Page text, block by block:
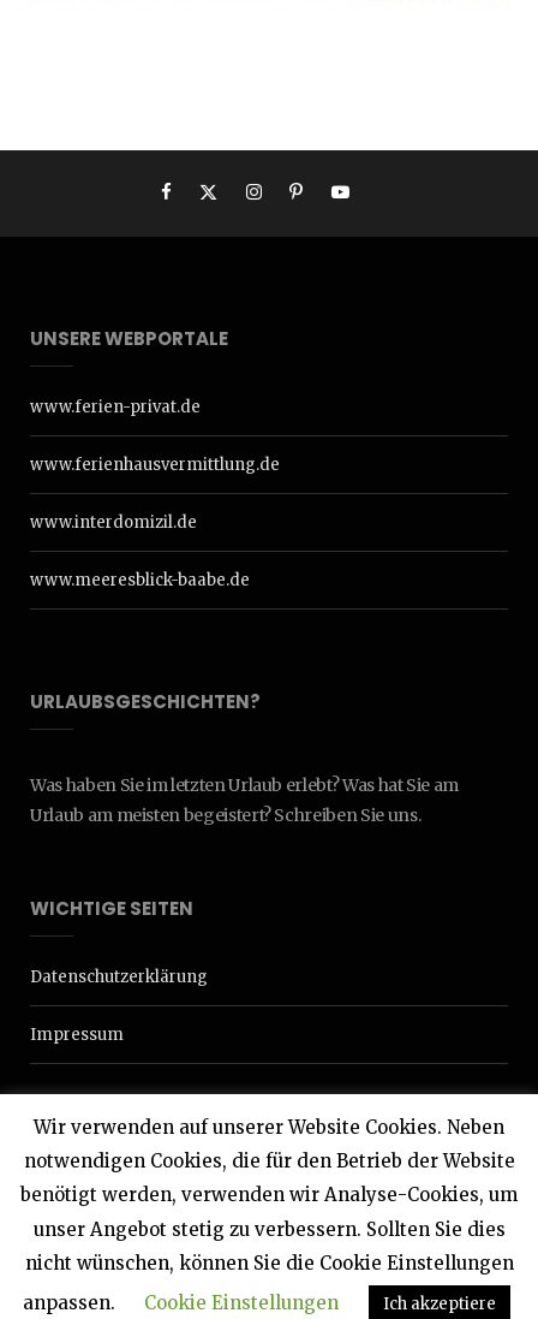
UNSERE WEBPORTALE
www.ferien-privat.de
www.ferienhausvermittlung.de
www.interdomizil.de
www.meeresblick-baabe.de
URLAUBSGESCHICHTEN?
Was haben Sie im letzten Urlaub erlebt? Was hat Sie am
Urlaub am meisten begeistert? Schreiben Sie uns.
WICHTIGE SEITEN
Datenschutzerklärung
Impressum
© 2020 Interdomizil
TOP
Wir verwenden auf unserer Website Cookies. Neben
notwendigen Cookies, die für den Betrieb der Website
benötigt werden, verwenden wir Analyse-Cookies, um
unser Angebot stetig zu verbessern. Sollten Sie dies
nicht wünschen, können Sie die Cookie Einstellungen
anpassen.
Cookie Einstellungen Ich akzeptiere